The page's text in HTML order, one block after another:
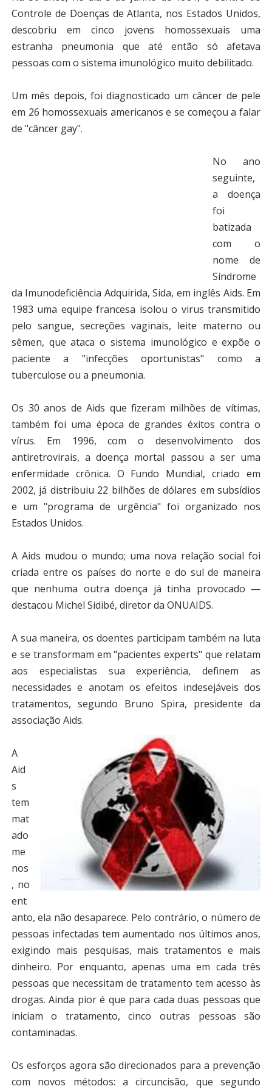
Controle de Doenças de Atlanta, nos Estados Unidos,
descobriu em cinco jovens homossexuais uma
estranha pneumonia que até então só afetava
pessoas com o sistema imunológico muito debilitado.
Um mês depois, foi diagnosticado um câncer de pele
em 26 homossexuais americanos e se começou a falar
de "câncer gay".
No ano
seguinte,
a doença
foi
batizada
com o
nome de
Síndrome
da Imunodeficiência Adquirida, Sida, em inglês Aids. Em
1983 uma equipe francesa isolou o virus transmitido
pelo sangue, secreções vaginais, leite materno ou
sêmen, que ataca o sistema imunológico e expõe o
paciente a "infecções oportunistas" como a
tuberculose ou a pneumonia.
Os 30 anos de Aids que fizeram milhões de vítimas,
também foi uma época de grandes éxitos contra o
vírus. Em 1996, com o desenvolvimento dos
antiretrovirais, a doença mortal passou a ser uma
enfermidade crônica. O Fundo Mundial, criado em
2002, já distribuiu 22 bilhões de dólares em subsídios
e um "programa de urgência" foi organizado nos
Estados Unidos.
A Aids mudou o mundo; uma nova relação social foi
criada entre os países do norte e do sul de maneira
que nenhuma outra doença já tinha provocado —
destacou Michel Sidibé, diretor da ONUAIDS.
A sua maneira, os doentes participam também na luta
e se transformam em "pacientes experts" que relatam
aos especialistas sua experiência, definem as
necessidades e anotam os efeitos indesejáveis dos
tratamentos, segundo Bruno Spira, presidente da
associação Aids.
A
Aid
s
tem
mat
ado
me
nos
, no
ent
anto, ela não desaparece. Pelo contrário, o número de
pessoas infectadas tem aumentado nos últimos anos,
exigindo mais pesquisas, mais tratamentos e mais
dinheiro. Por enquanto, apenas uma em cada três
pessoas que necessitam de tratamento tem acesso às
drogas. Ainda pior é que para cada duas pessoas que
iniciam o tratamento, cinco outras pessoas são
contaminadas.
Os esforços agora são direcionados para a prevenção
com novos métodos: a circuncisão, que segundo